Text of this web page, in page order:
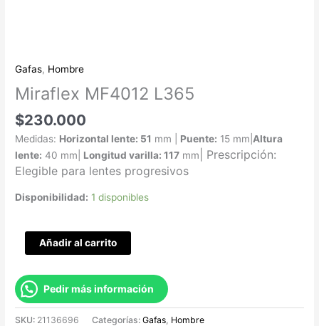
Gafas, Hombre
Miraflex MF4012 L365
$230.000
Medidas: Horizontal lente: 51 mm | Puente: 15 mm| Altura
lente: 40 mm| Longitud varilla: 117 mm
Prescripción:
Elegible para lentes progresivos
Disponibilidad: 1 disponibles
Añadir al carrito
Pedir más información
SKU: 21136696 Categorías:Gafas Hombre